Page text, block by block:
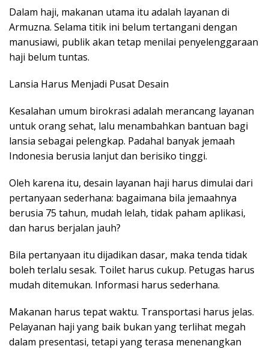
Dalam haji, makanan utama itu adalah layanan di
Armuzna. Selama titik ini belum tertangani dengan
manusiawi, publik akan tetap menilai penyelenggaraan
haji belum tuntas.
Lansia Harus Menjadi Pusat Desain
Kesalahan umum birokrasi adalah merancang layanan
untuk orang sehat, lalu menambahkan bantuan bagi
lansia sebagai pelengkap. Padahal banyak jemaah
Indonesia berusia lanjut dan berisiko tinggi.
Oleh karena itu, desain layanan haji harus dimulai dari
pertanyaan sederhana: bagaimana bila jemaahnya
berusia 75 tahun, mudah lelah, tidak paham aplikasi,
dan harus berjalan jauh?
Bila pertanyaan itu dijadikan dasar, maka tenda tidak
boleh terlalu sesak. Toilet harus cukup. Petugas harus
mudah ditemukan. Informasi harus sederhana.
Makanan harus tepat waktu. Transportasi harus jelas.
Pelayanan haji yang baik bukan yang terlihat megah
dalam presentasi, tetapi yang terasa menenangkan